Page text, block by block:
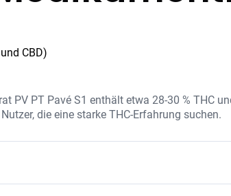
CBD)
PV PT Pavé S1 enthält etwa 28-30 % THC
die eine starke THC-Erfahrung suchen.
hohe THC-Konzentration mit natürlichen